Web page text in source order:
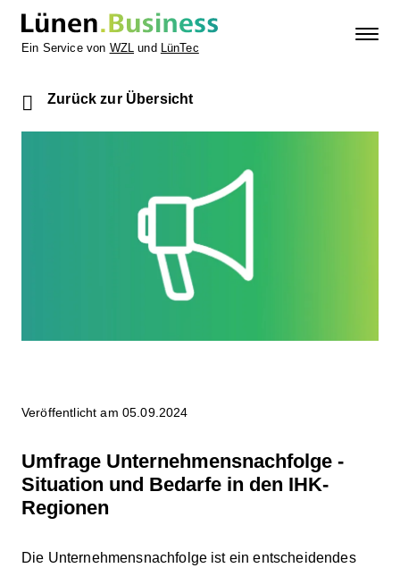
Ein Service von WZL und LünTec
Zurück zur Übersicht
Veröffentlicht am 05.09.2024
Umfrage Unternehmensnachfolge -
Situation und Bedarfe in den IHK-
Regionen
Die Unternehmensnachfolge ist ein entscheidendes